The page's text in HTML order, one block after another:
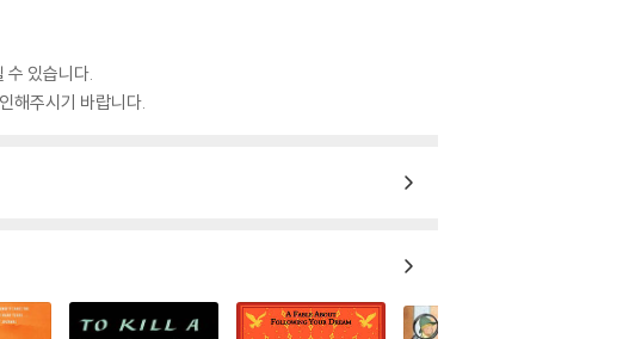
수 있습니다.
해주시기 바랍니다.